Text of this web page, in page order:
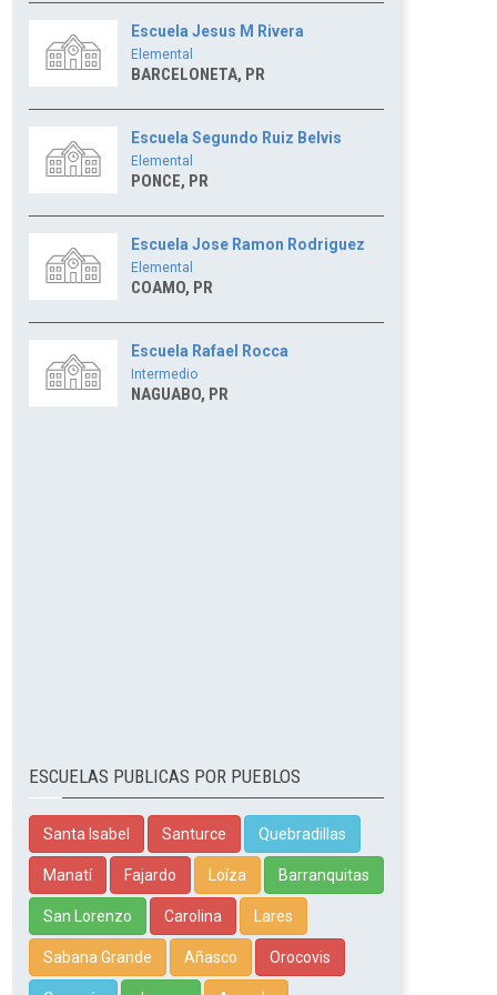
Escuela Jesus M Rivera
Elemental
BARCELONETA, PR
Escuela Segundo Ruiz Belvis
Elemental
PONCE, PR
Escuela Jose Ramon Rodriguez
Elemental
COAMO, PR
Escuela Rafael Rocca
Intermedio
NAGUABO, PR
ESCUELAS PUBLICAS POR PUEBLOS
Santa Isabel Santurce Quebradillas
Manatí Fajardo Loíza Barranquitas
San Lorenzo Carolina Lares
Sabana Grande Añasco Orocovis